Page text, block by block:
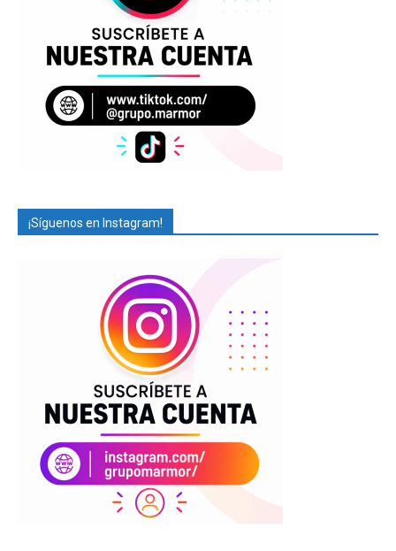
¡Síguenos en Instagram!